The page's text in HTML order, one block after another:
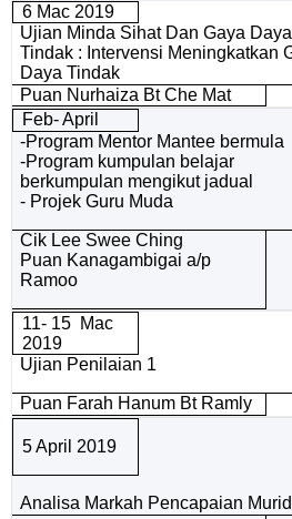
6 Mac 2019
Ujian Minda Sihat Dan Gaya Daya
Tindak : Intervensi Meningkatkan
Daya Tindak
Puan Nurhaiza Bt Che Mat
Feb- April
-Program Mentor Mantee bermula
-Program kumpulan belajar
berkumpulan mengikut jadual
- Projek Guru Muda
Cik Lee Swee Ching
Puan Kanagambigai a/p
Ramoo
11- 15 Mac
2019
Ujian Penilaian 1
Puan Farah Hanum Bt Ramly
5 April 2019
Analisa Markah Pencapaian Murid